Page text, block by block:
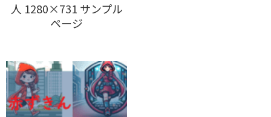
人 1280×731 サンプル
ページ